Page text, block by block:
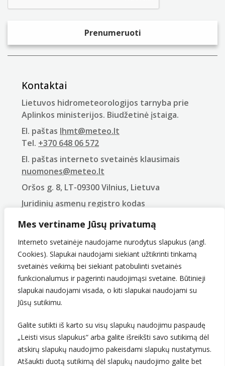
Mes vertiname Jūsų privatumą
Interneto svetainėje naudojame nurodytus slapukus (angl.
Cookies). Slapukai naudojami siekiant užtikrinti tinkamą
svetainės veikimą bei siekiant patobulinti svetainės
funkcionalumus ir pagerinti naudojimąsi svetaine. Būtinieji
slapukai naudojami visada, o kiti slapukai naudojami su
Jūsų sutikimu.
Galite sutikti iš karto su visų slapukų naudojimu paspaudę
„Leisti visus slapukus“ arba galite išreikšti savo sutikimą dėl
atskirų slapukų naudojimo pakeisdami slapukų nustatymus.
Atšaukti duotą sutikimą dėl slapukų naudojimo galite bet
Kontaktai
Lietuvos hidrometeorologijos tarnyba prie
Aplinkos ministerijos. Biudžetinė įstaiga.
El. paštas lhmt@meteo.lt
Tel. +370 648 06 572
El. paštas interneto svetainės klausimais
nuomones@meteo.lt
Oršos g. 8, LT-09300 Vilnius, Lietuva
Juridinių asmenų registro kodas
PVM mokėtojo kodas
LT907432416
Sekite mus